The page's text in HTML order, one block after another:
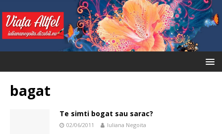
bagat
Te simti bogat sau sarac?
02/06/2011 Iuliana Negoita